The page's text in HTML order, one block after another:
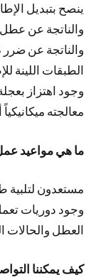
ينصح بتبديل
والناتجة عن عطل
والناتجة عن
الطبقات اللينة
معالجته
ما هي مواعيد
مستعدون لتلبية
العطل والحالات
كيف يمكننا